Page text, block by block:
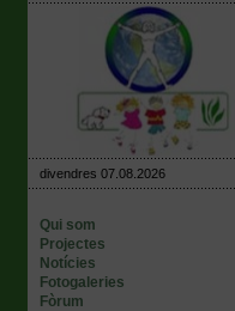
divendres 07.08.2026
Qui som
Projectes
Notícies
Fotogaleries
Fòrum